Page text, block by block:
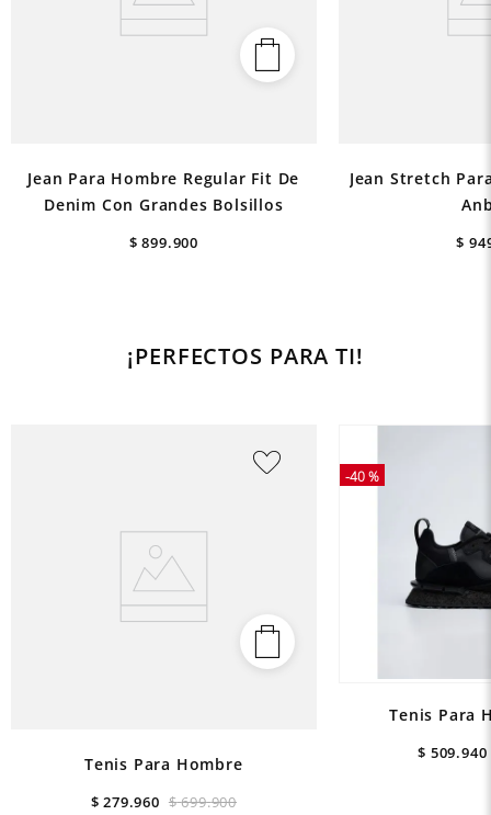
Jean Para Hombre Regular Fit De
Denim Con Grandes Bolsillos
$ 899.900
Jean Stretch
$
¡PERFECTOS PARA TI!
Tenis Para Hombre
$ 699.900
$ 279.960
-40 %
Tenis Para
$ 509.940